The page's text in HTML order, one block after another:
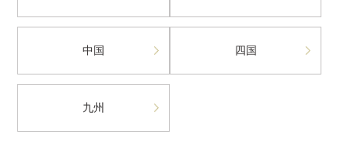
中国 四国
九州